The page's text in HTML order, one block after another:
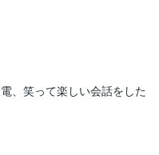
、笑って楽しい会話をした